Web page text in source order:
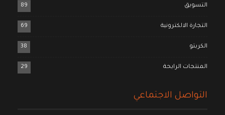
التسويق 89
التجارة الالكترونية 69
الكربتو 38
المنتجات الرابحة 29
التواصل الاجتماعي